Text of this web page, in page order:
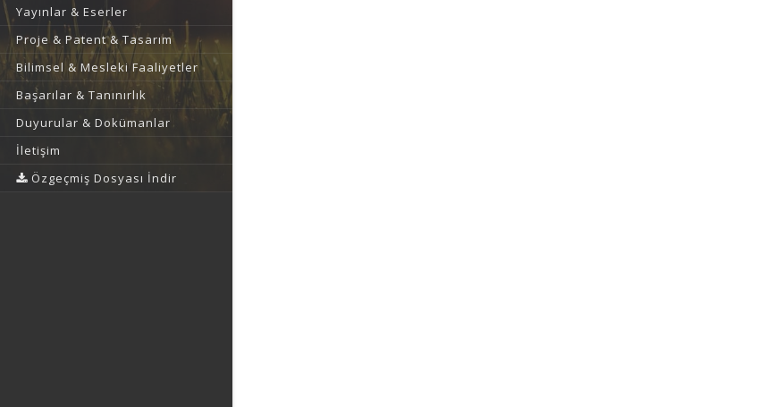
Yayınlar & Eserler
Proje & Patent & Tasarım
Bilimsel & Mesleki Faaliyetler
Başarılar & Tanınırlık
Duyurular & Dokümanlar
İletişim
Özgeçmiş Dosyası İndir